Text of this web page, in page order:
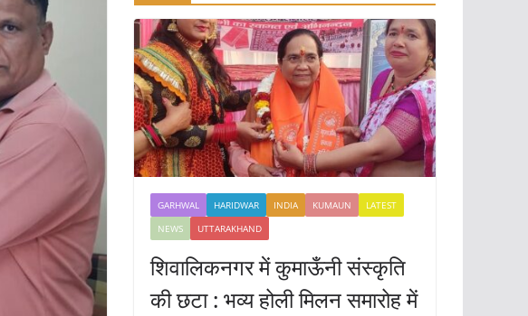
GARHWAL HARIDWAR INDIA KUMAUN
LATEST
NEWS
UTTARAKHAND
शिवालिकनगर में कुमाऊँनी संस्कृति
की छटा : भव्य होली मिलन समारोह में